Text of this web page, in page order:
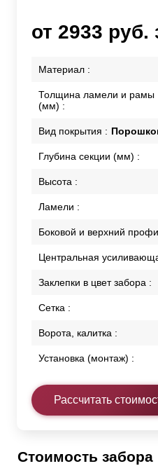
от 2933 руб.
Материал :
Толщина ламели и рамы
(мм) :
Вид покрытия :
Глубина секции (мм) :
Высота :
Ламели :
Боковой и верхний
Центральная
Заклепки в цвет забора :
Сетка :
Ворота, калитка :
Установка (монтаж) :
Рассчитать
Стоимость забора